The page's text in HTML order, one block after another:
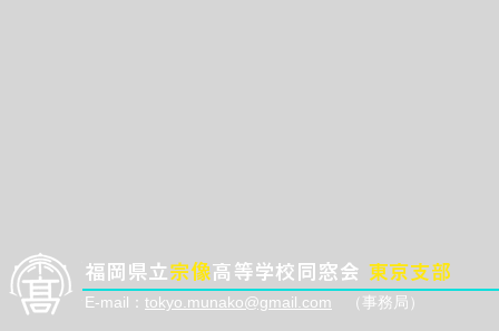
東京支部
福岡県立 宗像高等学校同窓会
E-mail： tokyo.munako@gmail.com （事務局）